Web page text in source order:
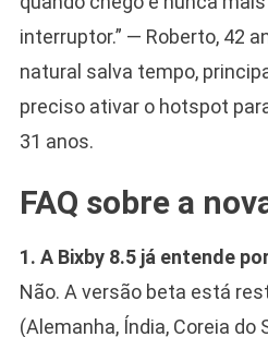
interruptor.” — Roberto, 42
natural salva tempo,
preciso ativar o hotspot
31 anos.
FAQ sobre a
1. A Bixby 8.5 já entende
Não. A versão beta está
(Alemanha, Índia, Coreia do